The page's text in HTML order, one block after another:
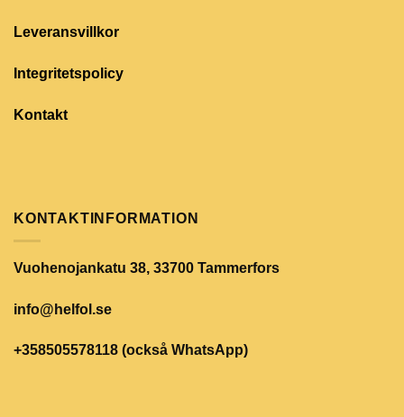
Leveransvillkor
Integritetspolicy
Kontakt
KONTAKTINFORMATION
Vuohenojankatu 38, 33700 Tammerfors
info@helfol.se
+358505578118 (också WhatsApp)